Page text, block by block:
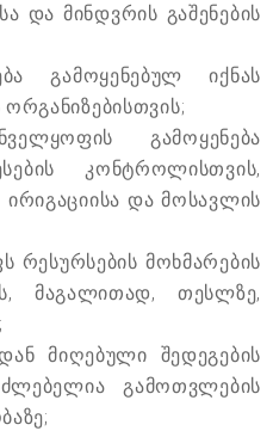
და მინდვრის გაშენების
გამოყენებულ იქნას
გამოყენება
კონტროლისთვის,
ირიგაციისა და მოსავლის
რესურსების მოხმარების
მაგალითად, თესლზე,
მიღებული შედეგების
გამოთვლების